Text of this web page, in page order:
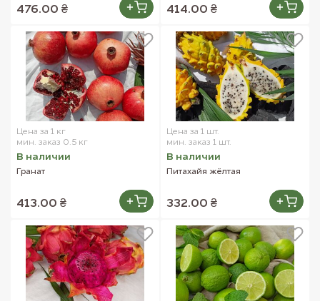
476.00 ₴ 414.00 ₴
Цена за 1 кг
мин. заказ 0.5 кг
В наличии
Гранат
413.00 ₴
Цена за 1 шт.
мин. заказ 1 шт.
В наличии
Питахайя жёлтая
332.00 ₴